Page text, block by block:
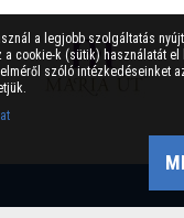
a legjobb szolgáltatás
a cookie-k (sütik) használatát
szóló intézkedéseinket